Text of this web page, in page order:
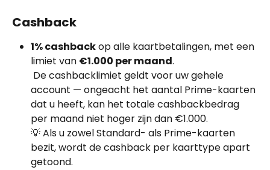
Cashback
1% cashback op alle kaartbetalingen, met een
limiet van €1.000 per maand.
account — ongeacht het aantal Prime-kaarten
dat u heeft, kan het totale cashbackbedrag
per maand niet hoger zijn dan €1.000.
💡 Als u zowel Standard- als Prime-kaarten
bezit, wordt de cashback per kaarttype apart
getoond.